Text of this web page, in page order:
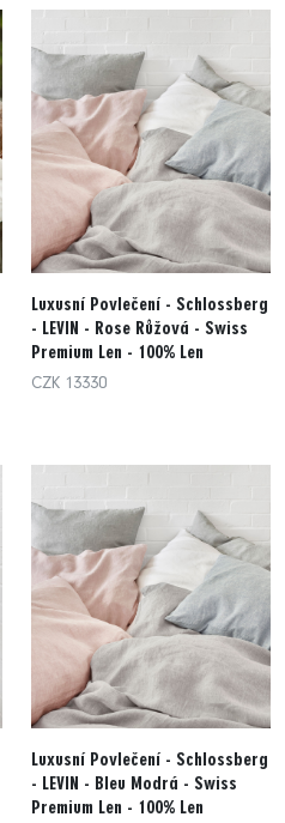
Luxusní Povlečení - Schlossberg
- LEVIN - Rose Růžová - Swiss
Premium Len - 100% Len
CZK 13330
Luxusní Povlečení - Schlossberg
- LEVIN - Bleu Modrá - Swiss
Premium Len - 100% Len